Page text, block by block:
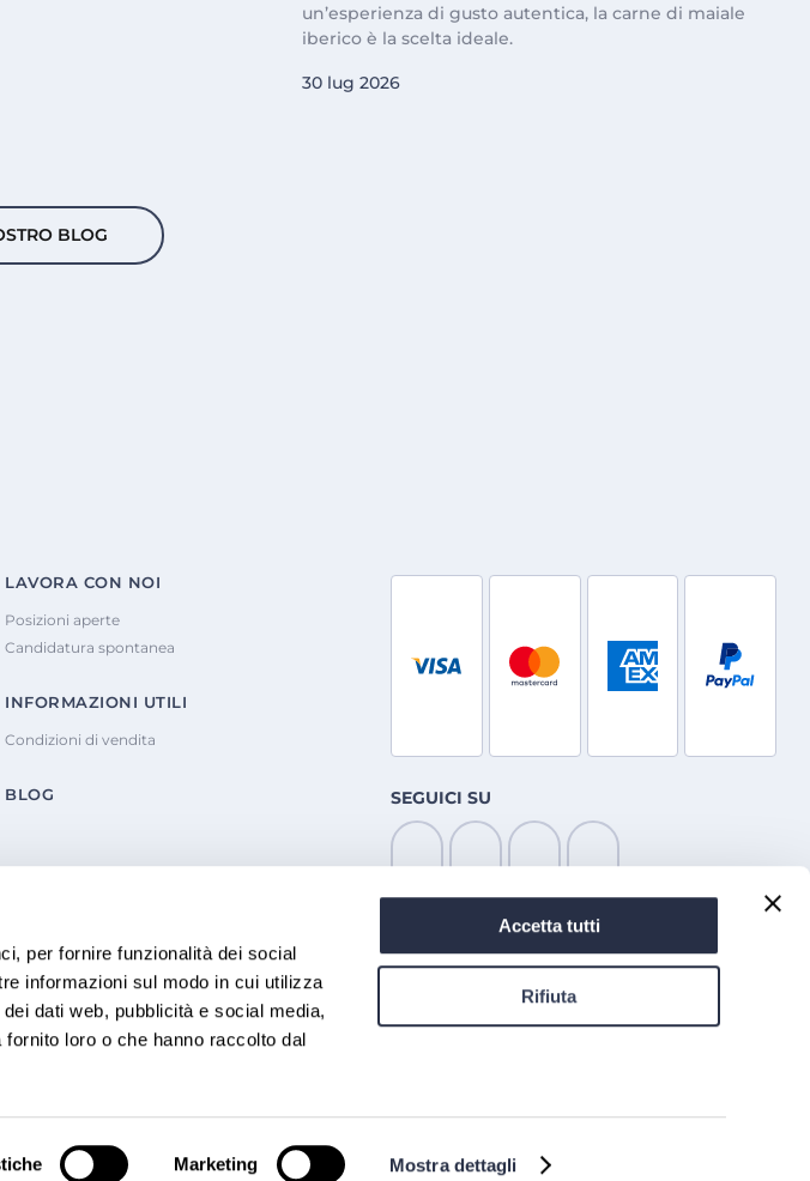
per fornire funzionalità dei social
informazioni sul modo in cui utilizza
dati web, pubblicità e social media,
loro o che hanno raccolto dal
Marketing Mostra dettagli
Accetta tutti
Rifiuta
un’esperienza di gusto autentica, la carne di maiale
iberico è la scelta ideale.
30 lug 2026
BLOG
LAVORA CON NOI
Posizioni aperte
Candidatura spontanea
INFORMAZIONI UTILI
Condizioni di vendita
BLOG SEGUICI SU